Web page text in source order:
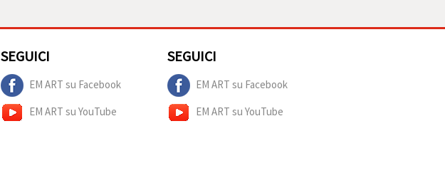
SEGUICI
EM ART su Facebook
EM ART su YouTube
SEGUICI
EM ART su Facebook
EM ART su YouTube